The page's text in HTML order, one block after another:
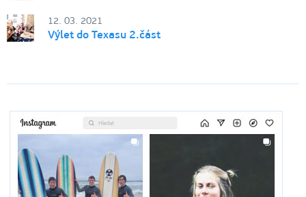
12. 03. 2021
Výlet do Texasu 2.část